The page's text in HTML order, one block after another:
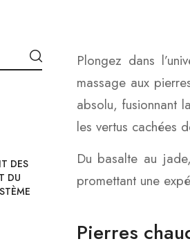
DES
DU
Plongez dans
massage aux
absolu, fusionnant
les vertus cachées
Du basalte au
promettant une
Pierres